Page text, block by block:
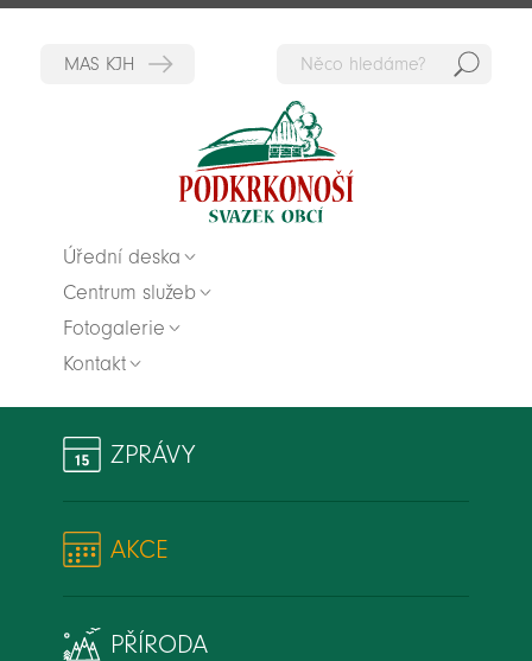
Úřední deska
Centrum služeb
Fotogalerie
Kontakt
ZPRÁVY
AKCE
PŘÍRODA